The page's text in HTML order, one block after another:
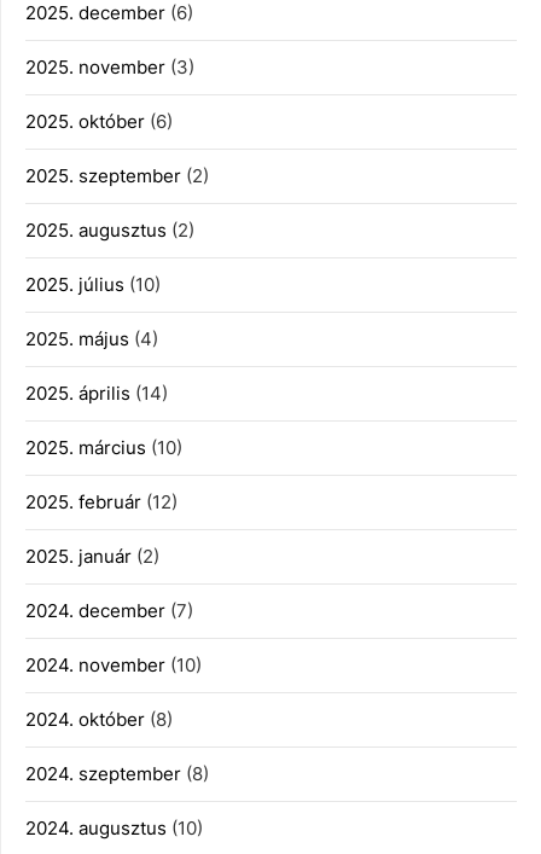
2025. december (6)
2025. november (3)
2025. október (6)
2025. szeptember (2)
2025. augusztus (2)
2025. július (10)
2025. május (4)
2025. április (14)
2025. március (10)
2025. február (12)
2025. január (2)
2024. december (7)
2024. november (10)
2024. október (8)
2024. szeptember (8)
2024. augusztus (10)